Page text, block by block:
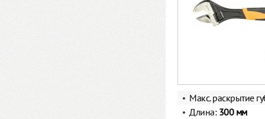
Макс. раскрытие
Длина: 300 мм